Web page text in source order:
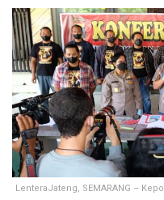
LenteraJateng, SEMARANG –